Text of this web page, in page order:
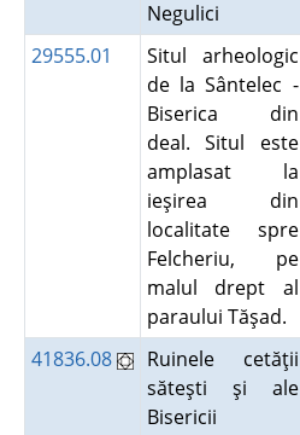
Negulici
29555.01
Situl arheologic
de la Sântelec -
Biserica din
deal. Situl este
amplasat la
ieşirea din
localitate spre
Felcheriu, pe
malul drept al
paraului Tăşad.
41836.08
Ruinele cetăţii
săteşti şi ale
Bisericii